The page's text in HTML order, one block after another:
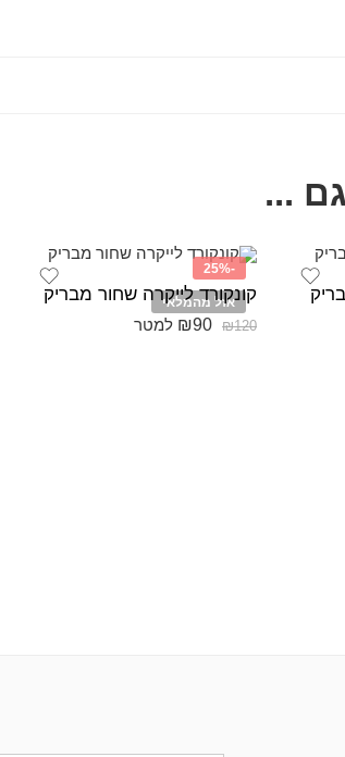
...
-25%
אזל מהמלאי
קונקורד לייקרה שחור מבריק
₪120
₪90 למטר